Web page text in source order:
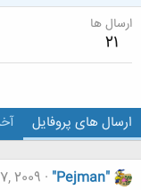
ارسال ها
21
ارسال های پروفایل
"Pejman"
2009